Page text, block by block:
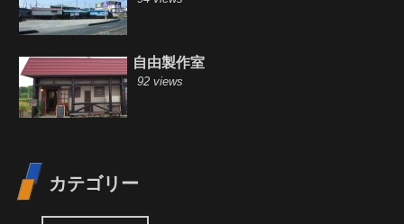
自由製作室
92 views
カテゴリー